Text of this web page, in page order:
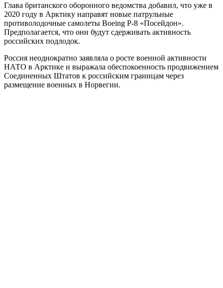
Глава британского оборонного ведомства добавил, что уже в
2020 году в Арктику направят новые патрульные
противолодочные самолеты Boeing Р-8 «Посейдон».
Предполагается, что они будут сдерживать активность
российских подлодок.
Россия неоднократно заявляла о росте военной активности
НАТО в Арктике и выражала обеспокоенность продвижением
Соединенных Штатов к российским границам через
размещение военных в Норвегии.